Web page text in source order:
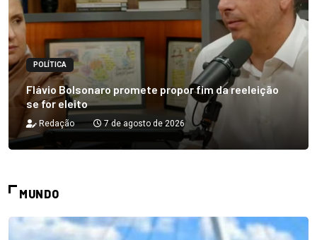
POLÍTICA
Flávio Bolsonaro promete propor fim da reeleição
se for eleito
Redação 7 de agosto de 2026
MUNDO